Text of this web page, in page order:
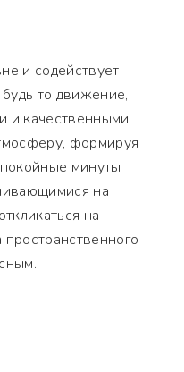
и содействует
то движение,
и качественными
формируя
минуты
на
на